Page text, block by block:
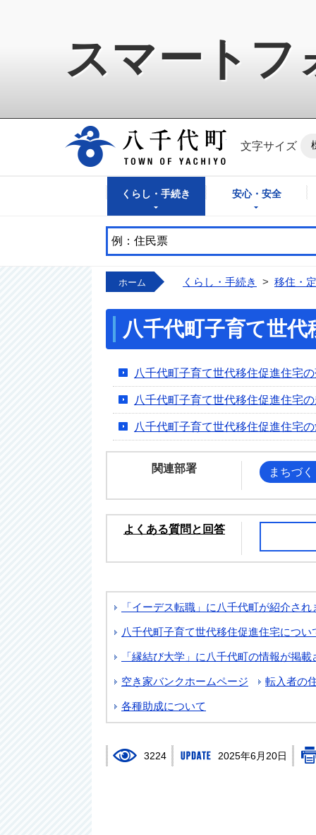
スマートフ
八千代町公式ホ
文字サイズ
くらし・手続き 安心・安全
ホーム くらし・手続き > 移住・
八千代町子育て世
八千代町子育て世代移住促進住宅
八千代町子育て世代移住促進住宅
八千代町子育て世代移住促進住宅
関連部署 まちづ
よくある質問と回答
「イーデス転職」に八千代町が紹介され
八千代町子育て世代移住促進住宅につい
「縁結び大学」に八千代町の情報が掲載
空き家バンクホームページ 転入者の
各種助成について
3224 2025年6月20日